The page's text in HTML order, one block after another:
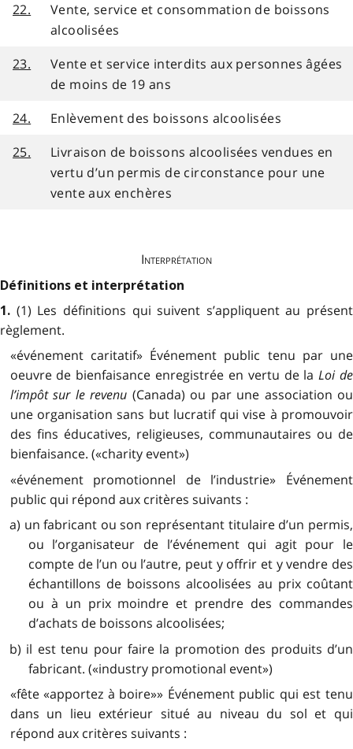
22.
Vente, service et consommation de boissons
alcoolisées
23.
Vente et service interdits aux personnes âgées
de moins de 19 ans
24.
Enlèvement des boissons alcoolisées
25.
Livraison de boissons alcoolisées vendues en
vertu d’un permis de circonstance pour une
vente aux enchères
Interprétation
Définitions et interprétation
1. (1) Les définitions qui suivent s’appliquent au présent
règlement.
«événement caritatif» Événement public tenu par une
oeuvre de bienfaisance enregistrée en vertu de laLoi de
l’impôt sur le revenu (Canada) ou par une association ou
une organisation sans but lucratif qui vise à promouvoir
des fins éducatives, religieuses, communautaires ou de
bienfaisance. («charity event»)
«événement promotionnel de l’industrie» Événement
public qui répond aux critères suivants :
a) un fabricant ou son représentant titulaire d’un permis,
ou l’organisateur de l’événement qui agit pour le
compte de l’un ou l’autre, peut y offrir et y vendre des
échantillons de boissons alcoolisées au prix coûtant
ou à un prix moindre et prendre des commandes
d’achats de boissons alcoolisées;
b) il est tenu pour faire la promotion des produits d’un
fabricant. («industry promotional event»)
«fête «apportez à boire»» Événement public qui est tenu
dans un lieu extérieur situé au niveau du sol et qui
répond aux critères suivants :